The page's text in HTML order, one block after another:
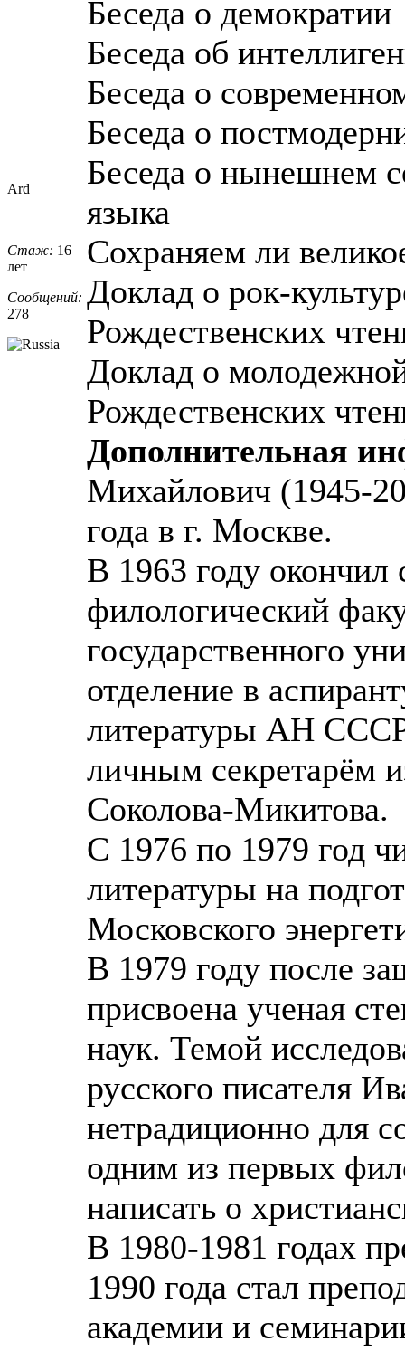
Ard
Стаж: 16
лет
Сообщений:
278
Беседа о демократии
Беседа об
Беседа о
Беседа о
Беседа о нынешнем
языка
Сохраняем ли
Доклад о рок-
Рождественских
Доклад о
Рождественских
Дополнительная
Михайлович (1945-
года в г. Москве.
В 1963 году
филологический
государственного
отделение в
литературы АН
личным секретарём
Соколова-Микитова.
С 1976 по 1979 год
литературы на
Московского
В 1979 году после
присвоена ученая
наук. Темой
русского писателя
нетрадиционно для
одним из первых
написать о
В 1980-1981 годах
1990 года стал
академии и